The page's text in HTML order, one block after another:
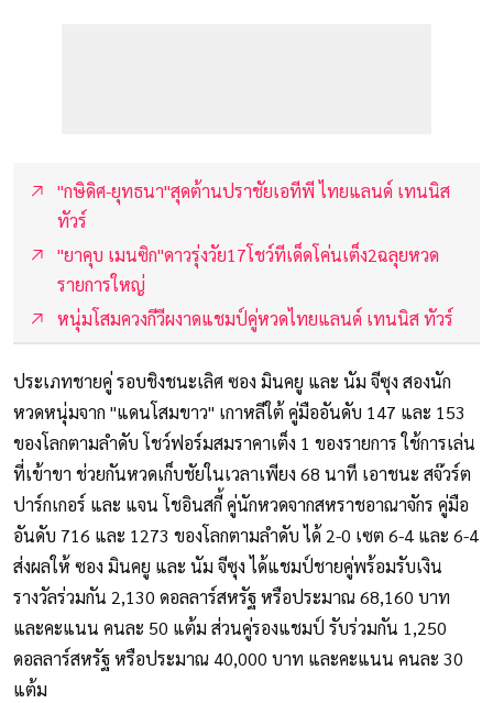
"กษิดิศ-ยุทธนา"สุดต้านปราชัยเอทีพี ไทยแลนด์ เทนนิส
ทัวร์
"ยาคุบ เมนซิก"ดาวรุ่งวัย17โชว์ทีเด็ดโค่นเต็ง2ฉลุยหวด
รายการใหญ่
หนุ่มโสมควงกีวีผงาดแชมป์คู่หวดไทยแลนด์ เทนนิส ทัวร์
ประเภทชายคู่ รอบชิงชนะเลิศ ซอง มินคยู และ นัม จีซุง สองนัก
หวดหนุ่มจาก "แดนโสมขาว" เกาหลีใต้ คู่มืออันดับ 147 และ 153
ของโลกตามลำดับ โชว์ฟอร์มสมราคาเต็ง 1 ของรายการ ใช้การเล่น
ที่เข้าขา ช่วยกันหวดเก็บชัยในเวลาเพียง 68 นาที เอาชนะ สจ๊วร์ต
ปาร์กเกอร์ และ แจน โชอินสกี้ คู่นักหวดจากสหราชอาณาจักร คู่มือ
อันดับ 716 และ 1273 ของโลกตามลำดับ ได้ 2-0 เซต 6-4 และ 6-4
ส่งผลให้ ซอง มินคยู และ นัม จีซุง ได้แชมป์ชายคู่พร้อมรับเงิน
รางวัลร่วมกัน 2,130 ดอลลาร์สหรัฐ หรือประมาณ 68,160 บาท
และคะแนน คนละ 50 แต้ม ส่วนคู่รองแชมป์ รับร่วมกัน 1,250
ดอลลาร์สหรัฐ หรือประมาณ 40,000 บาท และคะแนน คนละ 30
แต้ม